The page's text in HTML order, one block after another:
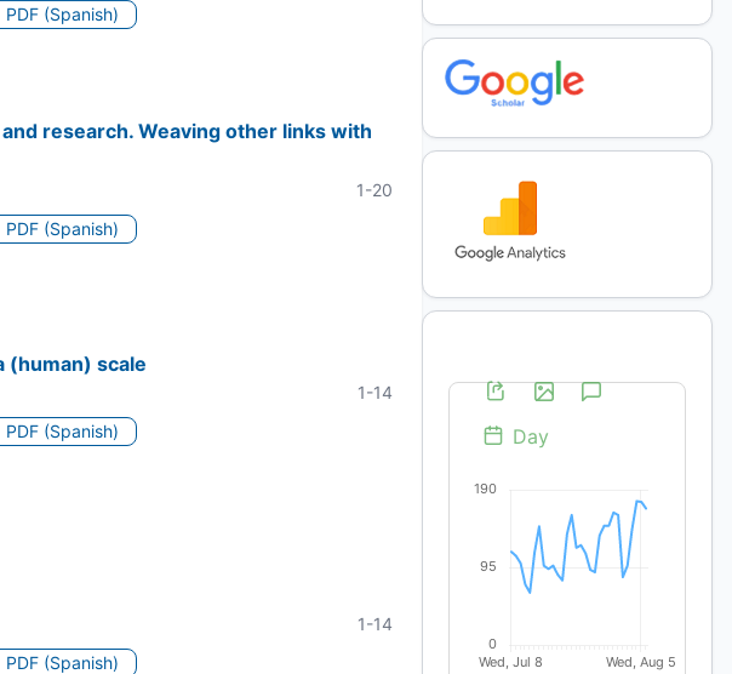
PDF (Spanish)
research. Weaving other links with
1-20
PDF (Spanish)
(human) scale
1-14
PDF (Spanish)
1-14
PDF (Spanish)